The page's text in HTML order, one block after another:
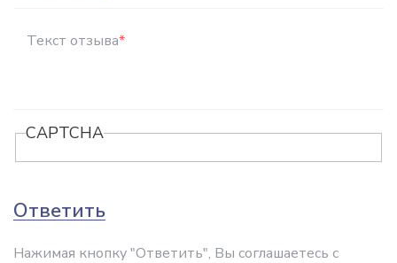
Текст отзыва*
CAPTCHA
Ответить
Нажимая кнопку "Ответить", Вы соглашаетесь с